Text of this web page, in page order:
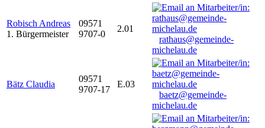
Robisch Andreas
1. Bürgermeister
09571
9707-0
2.01
rathaus@gemeinde-
michelau.de
Bätz Claudia
09571
9707-17
E.03
baetz@gemeinde-
michelau.de